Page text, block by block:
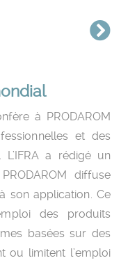
à PRODAROM
et des
a rédigé un
diffuse
son application. Ce
des produits
basées sur des
ou limitent l’emploi